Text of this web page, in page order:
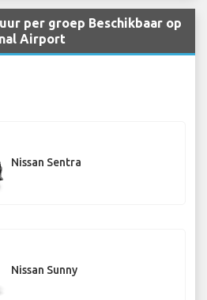
per groep Beschikbaar op
Airport
Nissan Sentra
Nissan Sunny